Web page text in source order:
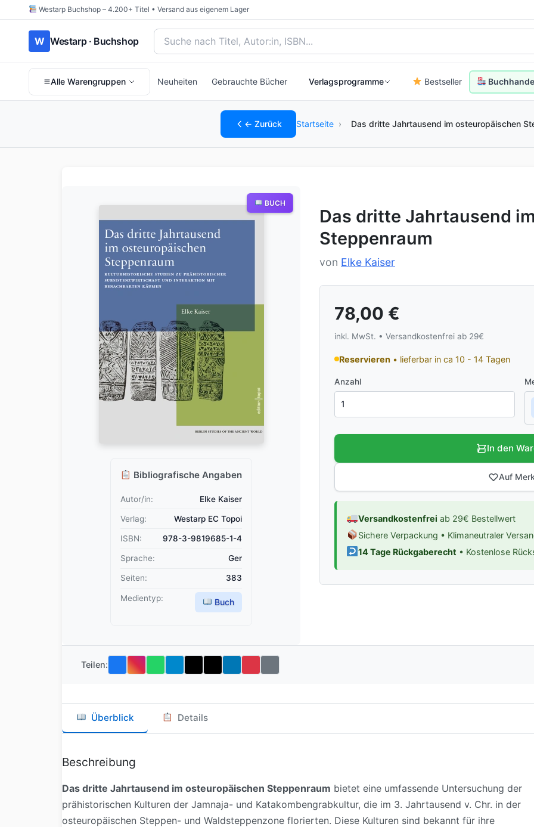
Westarp Buchshop – 4.200+ Titel • Versand aus eigenem Lager
W Westarp · Buchshop Bücher suchen nach Titel, Autor:in oder ISBN
Alle Warengruppen Neuheiten Gebrauchte Bücher Verlagsprogramme Bestseller
← Zurück Startseite › Das dritte Jahrtausend im osteuropäischen
Bibliografische Angaben
Autor/in: Elke Kaiser
Verlag: Westarp EC Topoi
ISBN: 978-3-9819685-1-4
Sprache: Ger
Seiten: 383
Medientyp: Buch
BUCH
Das dritte Jahrtausend
Steppenraum
von Elke Kaiser
78,00 €
inkl. MwSt. • Versandkostenfrei ab 29€
Reservieren • lieferbar in ca 10 - 14 Tagen
Anzahl
In den
Auf
Versandkostenfrei ab 29€ Bestellwert
Sichere Verpackung • Klimaneutraler
14 Tage Rückgaberecht • Kostenlose
Teilen:
Überblick Details
Beschreibung
Das dritte Jahrtausend im osteuropäischen Steppenraum bietet eine umfassende Untersuchung der
prähistorischen Kulturen der Jamnaja- und Katakombengrabkultur, die im 3. Jahrtausend v. Chr. in der
osteuropäischen Steppen- und Waldsteppenzone florierten. Diese Kulturen sind bekannt für ihre